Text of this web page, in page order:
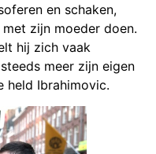
en schaken,
zijn moeder doen.
hij zich vaak
meer zijn eigen
held Ibrahimovic.